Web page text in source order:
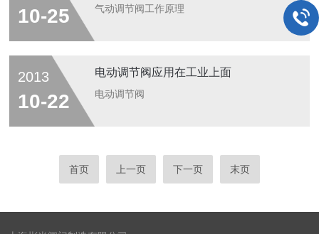
10-25 气动调节阀工作原理
2013
10-22
电动调节阀应用在工业上面
电动调节阀
首页 上一页 下一页 末页